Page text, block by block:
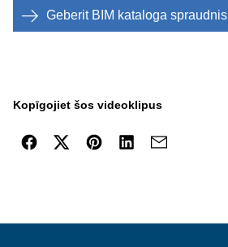
Geberit BIM kataloga spraudnis
Kopīgojiet šos videoklipus